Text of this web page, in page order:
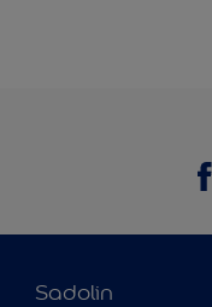
Sadolin